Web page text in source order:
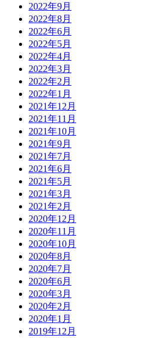
2022年9月
2022年8月
2022年6月
2022年5月
2022年4月
2022年3月
2022年2月
2022年1月
2021年12月
2021年11月
2021年10月
2021年9月
2021年7月
2021年6月
2021年5月
2021年3月
2021年2月
2020年12月
2020年11月
2020年10月
2020年8月
2020年7月
2020年6月
2020年3月
2020年2月
2020年1月
2019年12月